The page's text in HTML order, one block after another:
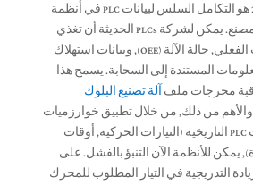
الأشياء). الاتجاه ل 2026 هو التكامل السلس لبيانات PLC في أنظمة
الإدارة على مستوى المصنع. يمكن لشركة PLCs الحديثة أن تغذي
أعداد الإنتاج في الوقت الفعلي, حالة الآلة (OEE), وبيانات استهلاك
المستندة إلى السحابة. يسمح هذا
مخرجات ملف آلة تصنيع البلوك
من ذلك, من خلال تطبيق خوارزميات
التعلم الآلي على بيانات PLC التاريخية (التيارات الحركية, أوقات
يمكن للأنظمة الآن التنبؤ بالفشل. على
التدريجية في التيار المطلوب للمحرك